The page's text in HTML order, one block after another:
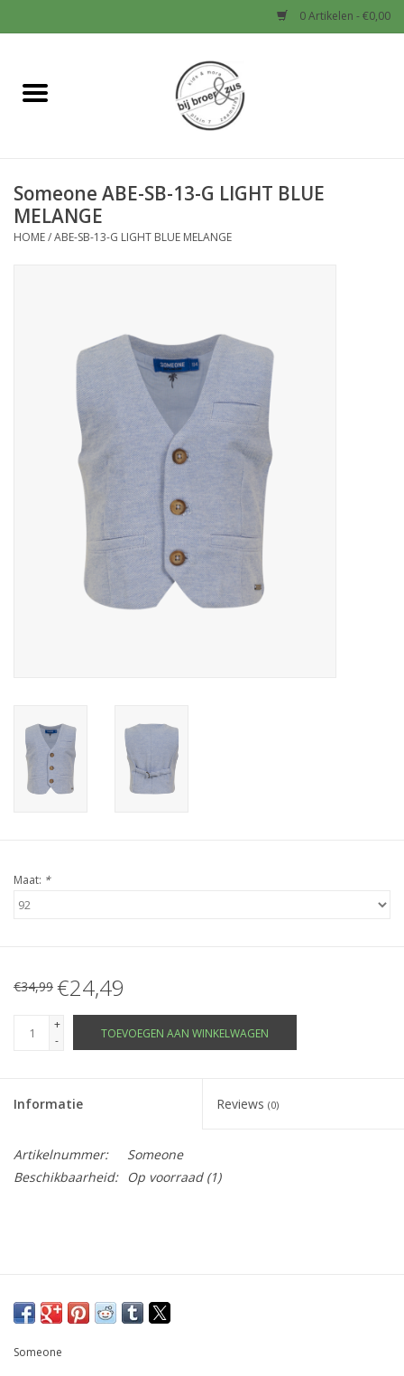
0 Artikelen - €0,00
Home
Baby
Jongens
Schoenen en Tassen
Cadeaubonnen
Someone ABE-SB-13-G LIGHT BLUE
MELANGE
HOME/ABE-SB-13-G LIGHT BLUE MELANGE
Maat: *
€34,99 €24,49
+
-
TOEVOEGEN AAN WINKELWAGEN
Informatie Reviews (0)
Artikelnummer:
Someone
Beschikbaarheid:
Op voorraad(1)
Someone